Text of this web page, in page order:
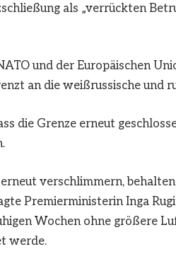
als „verrückten
und der Europäischen
an die weißrussische und
die Grenze erneut
verschlimmern,
Premierministerin Inga
Wochen ohne größere
werde.